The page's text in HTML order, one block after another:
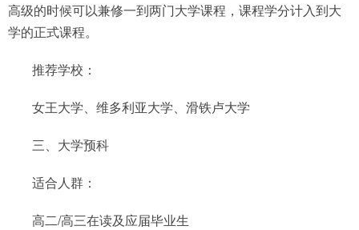
高级的时候可以兼修一到两门大学课程，课程学分计入到大
学的正式课程。
推荐学校：
女王大学、维多利亚大学、滑铁卢大学
三、大学预科
适合人群：
高二/高三在读及应届毕业生